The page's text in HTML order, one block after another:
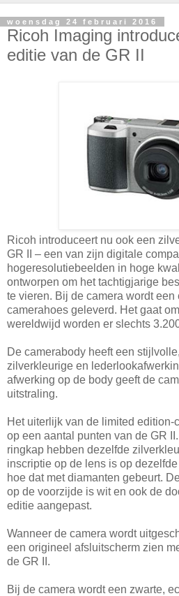
woensdag 24 februari 2016
Ricoh Imaging
editie van de GR II
Ricoh introduceert nu ook een
GR II – een van zijn digitale
hogeresolutiebeelden in hoge
ontworpen om het tachtigjarige
te vieren. Bij de camera wordt
camerahoes geleverd. Het gaat
wereldwijd worden er slechts
De camerabody heeft een
zilverkleurige en
afwerking op de body geeft de
uitstraling.
Het uiterlijk van de limited edition-
op een aantal punten van de GR
ringkap hebben dezelfde
inscriptie op de lens is op
hoe dat met diamanten gebeurt.
op de voorzijde is wit en ook de
editie aangepast.
Wanneer de camera wordt
een origineel afsluitscherm zien
de GR II.
Bij de camera wordt een zwarte,